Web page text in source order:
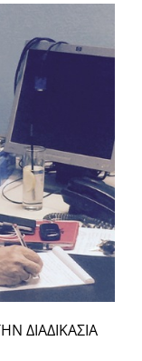
ΔΙΑΔΙΚΑΣΙΑ